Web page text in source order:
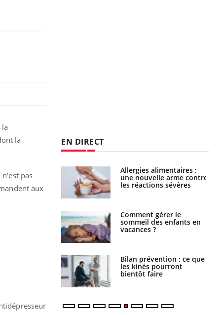
la
pas
aux
EN DIRECT
arme contre
sévères
TDAH : quel est ce
traitement autorisé aux
États-Unis ?
Cerveau : le mystère de la
"madeleine de Proust"
enfin expliqué
Intolérance au gluten : les
nouvelles
recommandations de la